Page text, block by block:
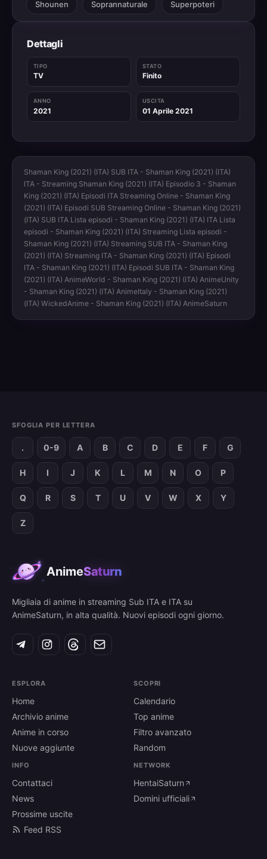
Shounen
Soprannaturale Superpoteri
Dettagli
TIPO
TV
STATO
Finito
ANNO
2021
USCITA
01 Aprile 2021
Shaman King (2021) (ITA) SUB ITA - Shaman King (2021) (ITA)
ITA - Streaming Shaman King (2021) (ITA) Episodio 3 - Shaman
King (2021) (ITA) Episodi ITA Streaming Online - Shaman King
(2021) (ITA) Episodi SUB Streaming Online - Shaman King (2021)
(ITA) SUB ITA Lista episodi - Shaman King (2021) (ITA) ITA Lista
episodi - Shaman King (2021) (ITA) Streaming Lista episodi -
Shaman King (2021) (ITA) Streaming SUB ITA - Shaman King
(2021) (ITA) Streaming ITA - Shaman King (2021) (ITA) Episodi
ITA - Shaman King (2021) (ITA) Episodi SUB ITA - Shaman King
(2021) (ITA) AnimeWorld - Shaman King (2021) (ITA) AnimeUnity
- Shaman King (2021) (ITA) AnimeItaly - Shaman King (2021)
(ITA) WickedAnime - Shaman King (2021) (ITA) AnimeSaturn
SFOGLIA PER LETTERA
. 0-9 A B C D E F G
H I J K L M N O P
Q R S T U V W X Y
Z
AnimeSaturn
Migliaia di anime in streaming Sub ITA e ITA su
AnimeSaturn, in alta qualità. Nuovi episodi ogni giorno.
ESPLORA
Home
Archivio anime
Anime in corso
Nuove aggiunte
SCOPRI
Calendario
Top anime
Filtro avanzato
Random
INFO
Contattaci
News
Prossime uscite
Feed RSS
NETWORK
HentaiSaturn
Domini ufficiali